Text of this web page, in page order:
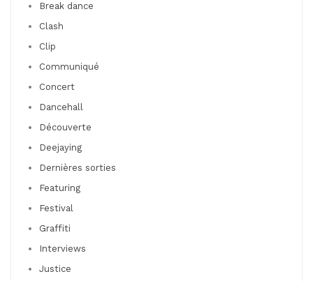
Break dance
Clash
Clip
Communiqué
Concert
Dancehall
Découverte
Deejaying
Dernières sorties
Featuring
Festival
Graffiti
Interviews
Justice